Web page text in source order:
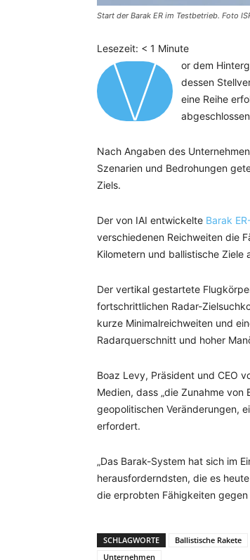
Start der Barak ER im Testbetrieb. Foto
Lesezeit: < 1 Minute
V
or dem
dessen
eine Reihe
Nach Angaben des
Szenarien und Bedrohungen
Ziels.
Der von IAI entwickelte Barak
verschiedenen Reichweiten die
Kilometern und ballistische Ziele
Der vertikal gestartete
fortschrittlichen Radar-
kurze Minimalreichweiten und
Radarquerschnitt und hoher
Boaz Levy, Präsident und CEO
Medien, dass „die Zunahme
geopolitischen Veränderungen,
erfordert.
„Das Barak-System hat sich im
herausforderndsten, die es
die erprobten Fähigkeiten
SCHLAGWORTE Ballistische Rakete
Unternehmen